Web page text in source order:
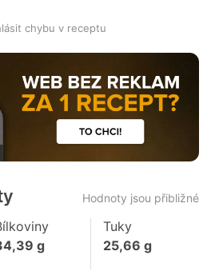
chybu v receptu
Hodnoty jsou přibližné
g
Tuky
25,66 g